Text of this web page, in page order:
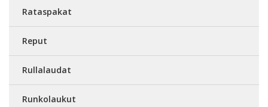
Rataspakat
Reput
Rullalaudat
Runkolaukut